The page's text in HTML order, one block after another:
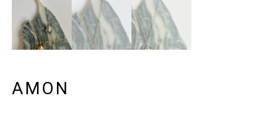
AMON